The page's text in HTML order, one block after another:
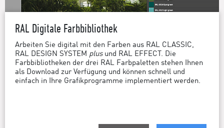
RAL Digitale Farbbibliothek
Arbeiten Sie digital mit den Farben aus RAL CLASSIC,
RAL DESIGN SYSTEM plusund RAL EFFECT. Die
Farbbibliotheken der drei RAL Farbpaletten stehen Ihnen
als Download zur Verfügung und können schnell und
einfach in Ihre Grafikprogramme implementiert werden.